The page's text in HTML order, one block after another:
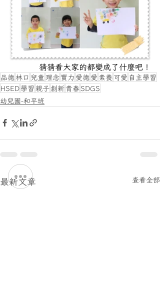
猜猜看大家的都變成了什麼吧！
品德林口 兒童理念實力 愛德愛 素養可愛 自主學習
HSED學習 親子創新青春SDGS
幼兒園-和平班
最新文章 查看全部